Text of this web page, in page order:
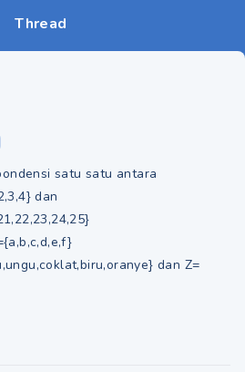
Thread
satu satu antara
dan
dan Z=